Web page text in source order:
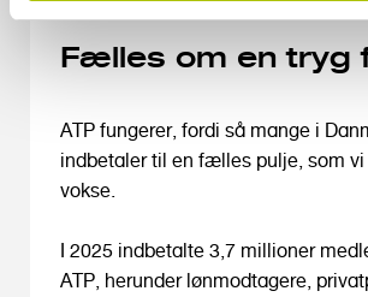
Fælles om en tryg
ATP fungerer, fordi så mange i
indbetaler til en fælles pulje, som
vokse.
I 2025 indbetalte 3,7 millioner
ATP, herunder lønmodtagere,